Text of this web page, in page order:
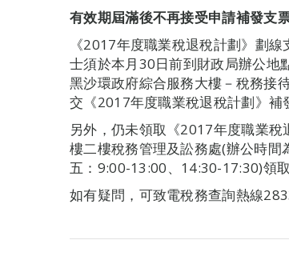
有效期屆滿後不再接受申請補發支
《2017年度職業稅退稅計劃》劃
士須於本月30日前到財政局辦公地
黑沙環政府綜合服務大樓－稅務接
交《2017年度職業稅退稅計劃》補
另外，仍未領取《2017年度職業
樓二樓稅務管理及訟務處(辦公時
五：9:00-13:00、14:30-17:30)領取
如有疑問，可致電稅務查詢熱線